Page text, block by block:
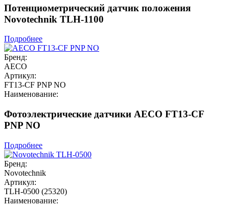
Потенциометрический датчик положения
Novotechnik TLH-1100
Подробнее
Бренд:
AECO
Артикул:
FT13-CF PNP NO
Наименование:
Фотоэлектрические датчики AECO FT13-CF
PNP NO
Подробнее
Бренд:
Novotechnik
Артикул:
TLH-0500 (25320)
Наименование: